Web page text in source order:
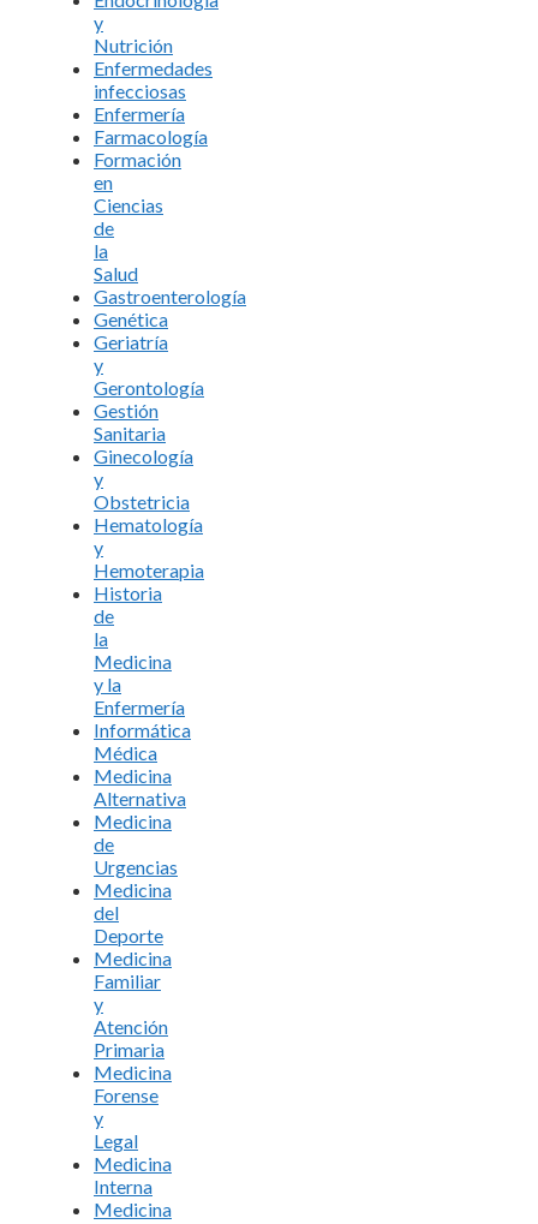
y
Nutrición
Enfermedades
infecciosas
Enfermería
Farmacología
Formación
en
Ciencias
de
la
Salud
Gastroenterología
Genética
Geriatría
y
Gerontología
Gestión
Sanitaria
Ginecología
y
Obstetricia
Hematología
y
Hemoterapia
Historia
de
la
Medicina
y la
Enfermería
Informática
Médica
Medicina
Alternativa
Medicina
de
Urgencias
Medicina
del
Deporte
Medicina
Familiar
y
Atención
Primaria
Medicina
Forense
y
Legal
Medicina
Interna
Medicina